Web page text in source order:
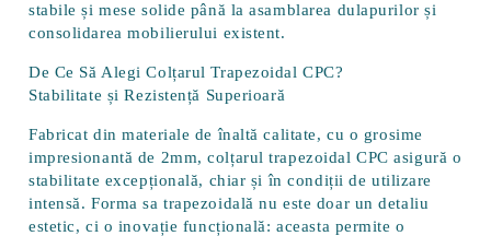
stabile și mese solide până la asamblarea dulapurilor și
consolidarea mobilierului existent.
De Ce Să Alegi Colțarul Trapezoidal CPC?
Stabilitate și Rezistență Superioară
Fabricat din materiale de înaltă calitate, cu o grosime
impresionantă de 2mm, colțarul trapezoidal CPC asigură o
stabilitate excepțională, chiar și în condiții de utilizare
intensă. Forma sa trapezoidală nu este doar un detaliu
estetic, ci o inovație funcțională: aceasta permite o